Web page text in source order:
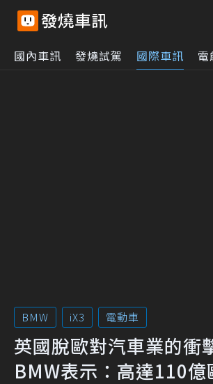
國內車訊 發燒試駕 國際車訊 電
BMW iX3 電動車
英國脫歐對汽車業的衝
BMW表示：高達110億